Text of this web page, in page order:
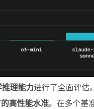
理能力进行了全面评估
高性能水准。在多个基